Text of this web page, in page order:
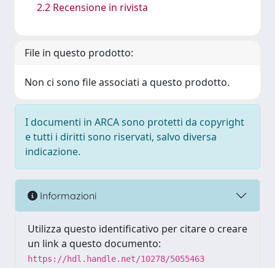
2.2 Recensione in rivista
File in questo prodotto:
Non ci sono file associati a questo prodotto.
I documenti in ARCA sono protetti da copyright
e tutti i diritti sono riservati, salvo diversa
indicazione.
Informazioni
Utilizza questo identificativo per citare o creare
un link a questo documento:
https://hdl.handle.net/10278/5055463